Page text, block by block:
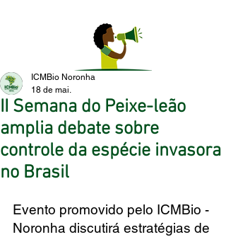
II Semana do Peixe-leão
amplia debate sobre
controle da espécie invasora
no Brasil
ICMBio Noronha
18 de mai.
Evento promovido pelo ICMBio -
Noronha discutirá estratégias de